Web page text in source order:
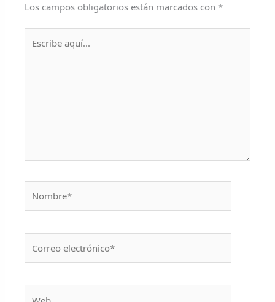
Los campos obligatorios están marcados con*
aquí...
electrónico*